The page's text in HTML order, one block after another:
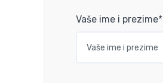
Vaše ime i prezime*